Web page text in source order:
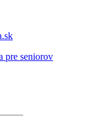
pre seniorov